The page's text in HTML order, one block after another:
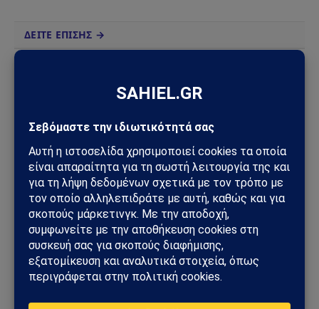
ΔΕΙΤΕ ΕΠΙΣΗΣ →
ΑΠΌΨΕΙΣ
Σαουδική Αραβία – Υεμένη: Το Ριάντ προετοιμάζει
μεγάλη στρατιωτική επιχείρηση – Στο επίκεντρο
Ερυθρά Θάλασσα και Bab al-Mandab